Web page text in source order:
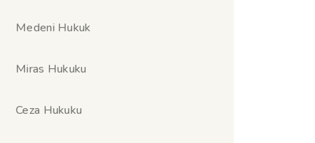
Medeni Hukuk
Miras Hukuku
Ceza Hukuku